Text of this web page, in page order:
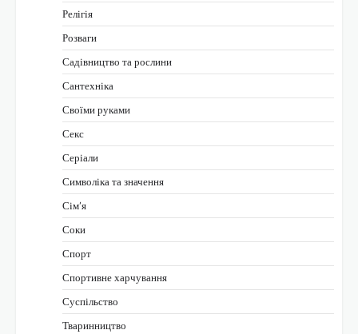
Релігія
Розваги
Садівництво та рослини
Сантехніка
Своїми руками
Секс
Серіали
Символіка та значення
Сім’я
Соки
Спорт
Спортивне харчування
Суспільство
Тваринництво